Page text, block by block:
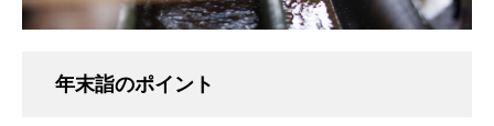
年末詣のポイント